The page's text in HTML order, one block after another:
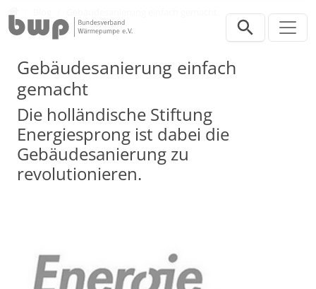
Gebäudesanierung einfach
gemacht
Die holländische Stiftung
Energiesprong ist dabei die
Gebäudesanierung zu
revolutionieren.